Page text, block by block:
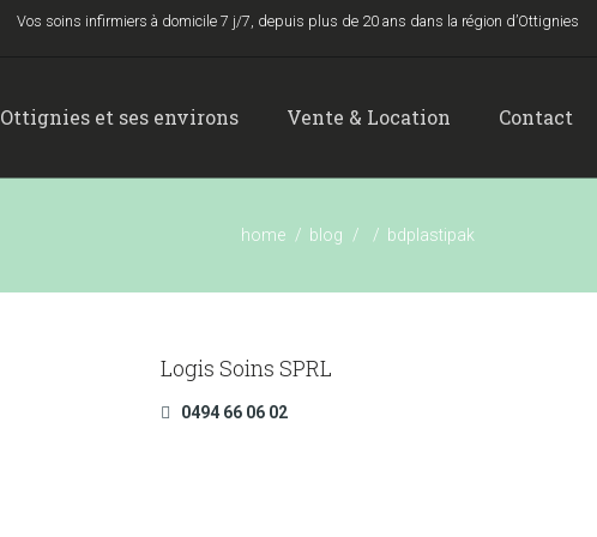
Vos soins infirmiers à domicile 7 j/7, depuis plus de 20 ans dans la région d’Ottignies
Ottignies et ses environs Vente & Location Contact
home blog bdplastipak
Logis Soins SPRL
0494 66 06 02